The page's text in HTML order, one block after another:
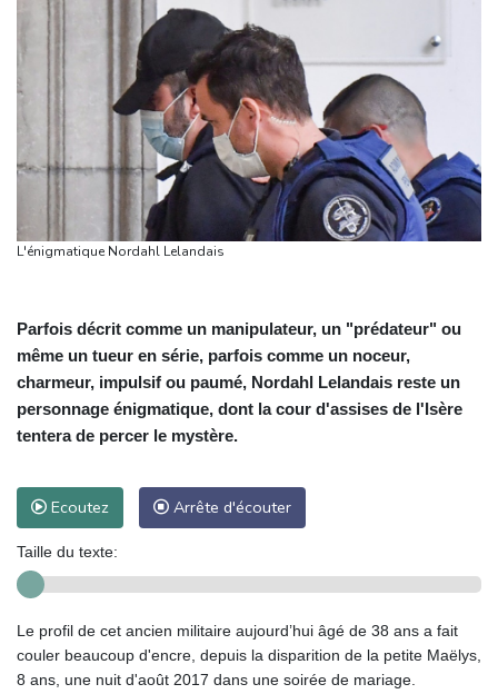
L'énigmatique Nordahl Lelandais
Parfois décrit comme un manipulateur, un "prédateur" ou
même un tueur en série, parfois comme un noceur,
charmeur, impulsif ou paumé, Nordahl Lelandais reste un
personnage énigmatique, dont la cour d'assises de l'Isère
tentera de percer le mystère.
Ecoutez Arrête d'écouter
Taille du texte:
Le profil de cet ancien militaire aujourd’hui âgé de 38 ans a fait
couler beaucoup d'encre, depuis la disparition de la petite Maëlys,
8 ans, une nuit d'août 2017 dans une soirée de mariage.